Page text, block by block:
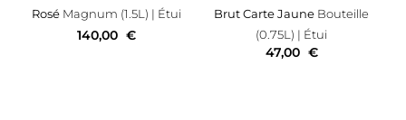
Rosé Magnum (1.5L) | Étui
140,00 €
Brut Carte Jaune Bouteille
(0.75L) | Étui
47,00 €